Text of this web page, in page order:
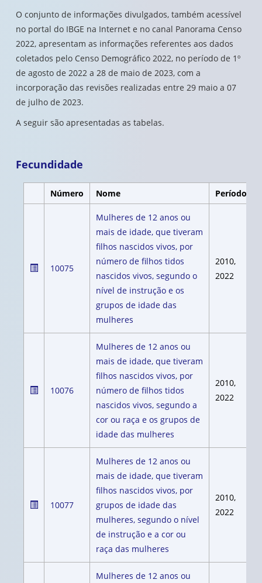
O conjunto de informações divulgados, também acessível
no portal do IBGE na Internet e no canal Panorama Censo
2022, apresentam as informações referentes aos dados
coletados pelo Censo Demográfico 2022, no período de 1º
de agosto de 2022 a 28 de maio de 2023, com a
incorporação das revisões realizadas entre 29 maio a 07
de julho de 2023.
A seguir são apresentadas as tabelas.
Fecundidade
Número Nome Período
10075
Mulheres de 12 anos ou
mais de idade, que tiveram
filhos nascidos vivos, por
número de filhos tidos
nascidos vivos, segundo o
nível de instrução e os
grupos de idade das
mulheres
2010,
2022
10076
Mulheres de 12 anos ou
mais de idade, que tiveram
filhos nascidos vivos, por
número de filhos tidos
nascidos vivos, segundo a
cor ou raça e os grupos de
idade das mulheres
2010,
2022
10077
Mulheres de 12 anos ou
mais de idade, que tiveram
filhos nascidos vivos, por
grupos de idade das
mulheres, segundo o nível
de instrução e a cor ou
raça das mulheres
2010,
2022
Mulheres de 12 anos ou